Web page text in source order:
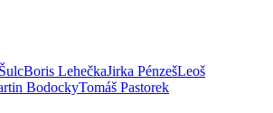
Boris LehečkaJirka PénzešLeoš
BodockyTomáš Pastorek